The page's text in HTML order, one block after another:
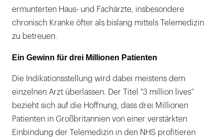
ermunterten Haus- und Fachärzte, insbesondere
chronisch Kranke öfter als bislang mittels Telemedizin
zu betreuen.
Ein Gewinn für drei Millionen Patienten
Die Indikationsstellung wird dabei meistens dem
einzelnen Arzt überlassen. Der Titel "3 million lives“
bezieht sich auf die Hoffnung, dass drei Millionen
Patienten in Großbritannien von einer verstärkten
Einbindung der Telemedizin in den NHS profitieren